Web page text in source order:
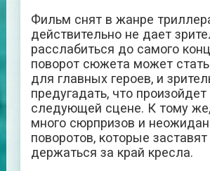
Фильм снят в жанре
действительно не дает
расслабиться до самого
поворот сюжета может
для главных героев, и
предугадать, что произойдет
следующей сцене. К тому
много сюрпризов и
поворотов, которые заставят
держаться за край кресла.